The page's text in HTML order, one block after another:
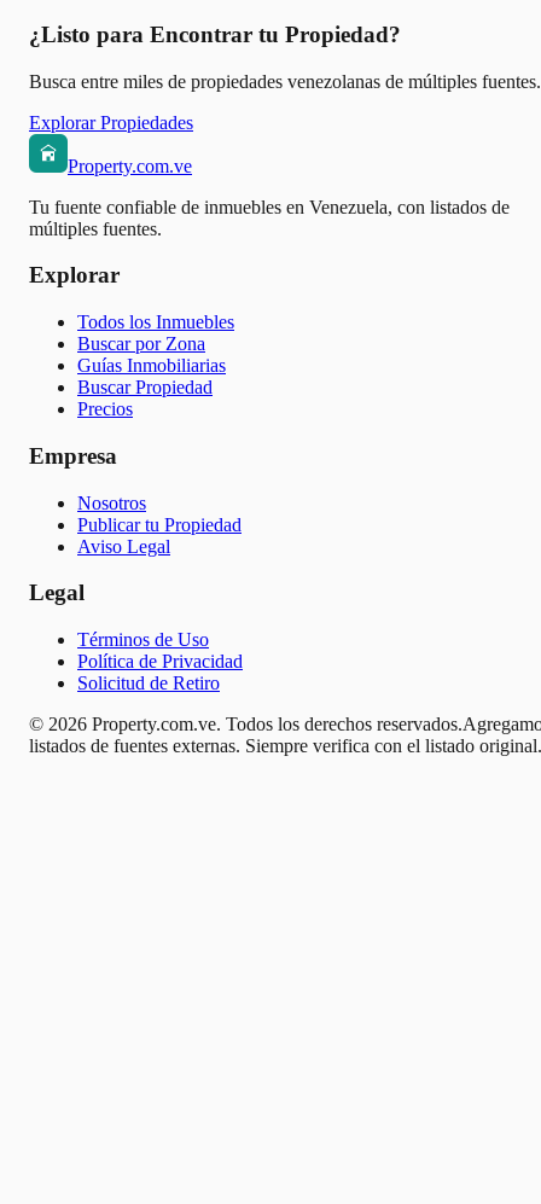
¿Listo para Encontrar tu Propiedad?
Busca entre miles de propiedades venezolanas de múltiples fuentes.
Explorar Propiedades
Property.com.ve
Tu fuente confiable de inmuebles en Venezuela, con listados de
múltiples fuentes.
Explorar
Todos los Inmuebles
Buscar por Zona
Guías Inmobiliarias
Buscar Propiedad
Precios
Empresa
Nosotros
Publicar tu Propiedad
Aviso Legal
Legal
Términos de Uso
Política de Privacidad
Solicitud de Retiro
© 2026 Property.com.ve. Todos los derechos reservados.
listados de fuentes externas. Siempre verifica con el listado original.